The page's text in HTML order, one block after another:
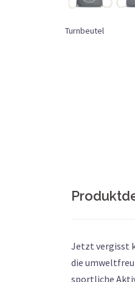
Turnbeutel
Jetzt vergisst
die
sportliche